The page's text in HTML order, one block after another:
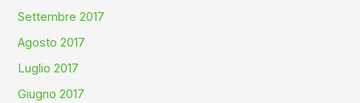
Settembre 2017
Agosto 2017
Luglio 2017
Giugno 2017